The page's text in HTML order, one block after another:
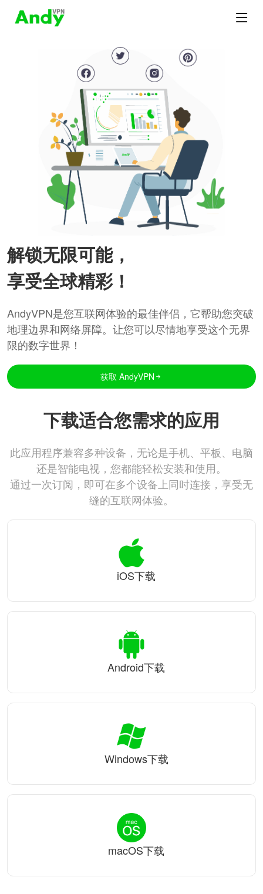
解锁无限可能，
享受全球精彩！
AndyVPN是您互联网体验的最佳伴侣，它帮助您突破
地理边界和网络屏障。让您可以尽情地享受这个无界
限的数字世界！
获取 AndyVPN
下载适合您需求的应用
此应用程序兼容多种设备，无论是手机、平板、电脑
还是智能电视，您都能轻松安装和使用。
通过一次订阅，即可在多个设备上同时连接，享受无
缝的互联网体验。
iOS下载
Android下载
Windows下载
macOS下载